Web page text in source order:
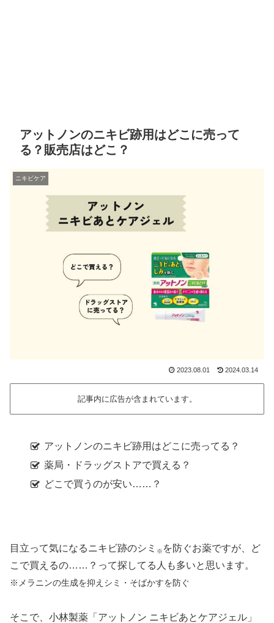
アットノンのニキビ跡用はどこに売って
る？販売店はどこ？
ニキビケア
2023.08.01 2024.03.14
記事内に広告が含まれています。
アットノンのニキビ跡用はどこに売ってる？
薬局・ドラッグストアで買える？
どこで買うのが安い……？
目立って気になるニキビ跡のシミ ※ を防ぐお薬ですが、ど
こで買えるの……？って探してる人も多いと思います。
※メラニンの生成を抑えシミ・そばかすを防ぐ
そこで、小林製薬「アットノン ニキビあとケアジェル」